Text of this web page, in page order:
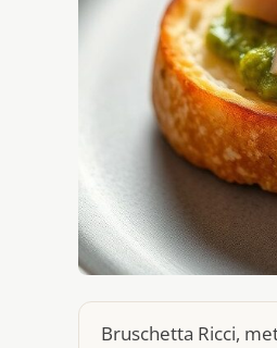
Bruschetta Ricci,